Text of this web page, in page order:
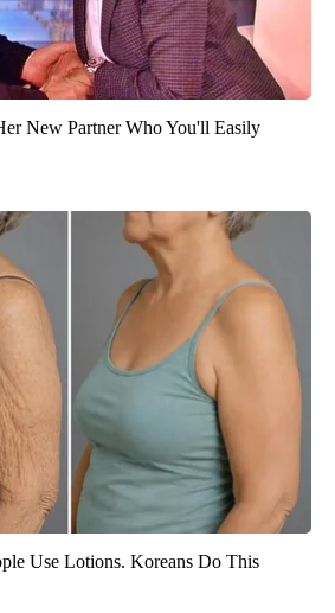
New Partner Who You'll Easily
Use Lotions. Koreans Do This